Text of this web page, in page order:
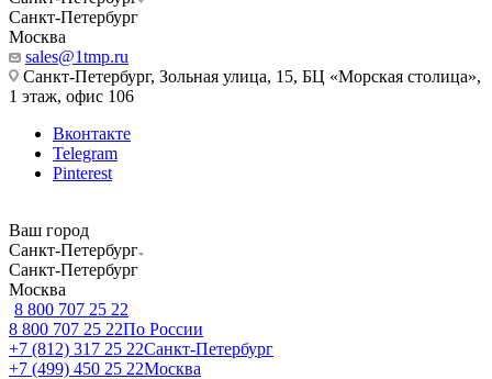
Санкт-Петербург
Москва
sales@1tmp.ru
Санкт-Петербург, Зольная улица, 15, БЦ «Морская столица»,
1 этаж, офис 106
Вконтакте
Telegram
Pinterest
Ваш город
Санкт-Петербург
Санкт-Петербург
Москва
8 800 707 25 22
8 800 707 25 22По России
+7 (812) 317 25 22Санкт-Петербург
+7 (499) 450 25 22Москва